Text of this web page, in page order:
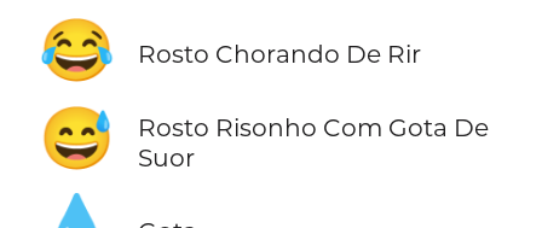
😂 Rosto Chorando De Rir
😅
Rosto Risonho Com Gota De
Suor